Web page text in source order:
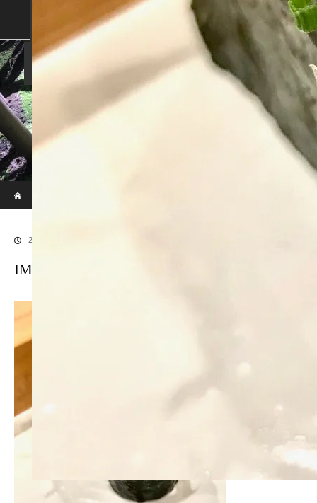
SHOP SHOPPING GUIDE
FAN VOICE ALBUM
NEWS
現代のサムライたちの時空間へ
2018.02.5
IMG_2118